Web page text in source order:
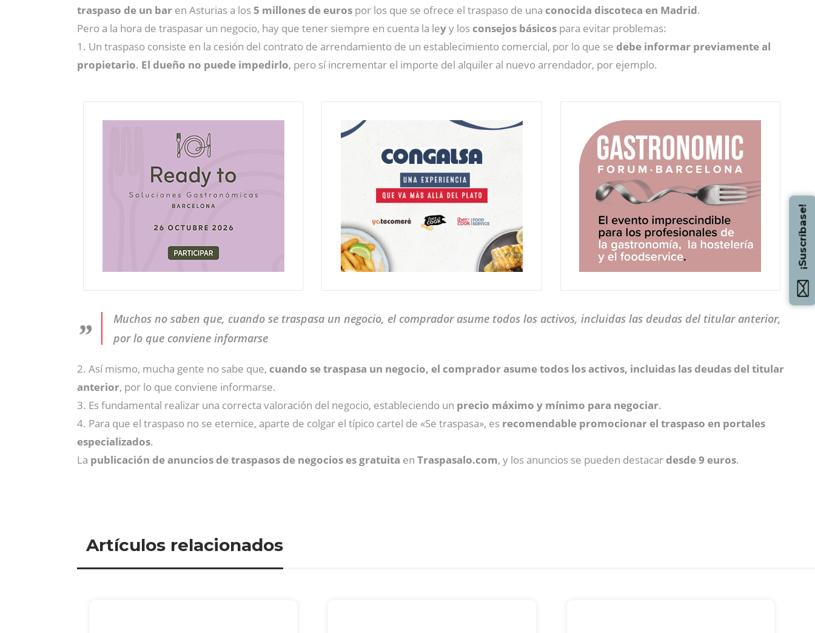
traspaso de un bar en Asturias a los 5 millones de euros por los que se ofrece el traspaso de una conocida discoteca en Madrid.
Pero a la hora de traspasar un negocio, hay que tener siempre en cuenta la leyy losconsejos básicos para evitar problemas:
1. Un traspaso consiste en la cesión del contrato de arrendamiento de un establecimiento comercial, por lo que se debe informar previamente al
propietario. El dueño no puede impedirlo, pero sí incrementar el importe del alquiler al nuevo arrendador, por ejemplo.
Muchos no saben que, cuando se traspasa un negocio, el comprador asume todos los activos, incluidas las deudas del titular anterior,
por lo que conviene informarse
2. Así mismo, mucha gente no sabe que, cuando se traspasa un negocio, el comprador asume todos los activos, incluidas las deudas del titular
anterior, por lo que conviene informarse.
3. Es fundamental realizar una correcta valoración del negocio, estableciendo un precio máximo y mínimo para negociar.
4. Para que el traspaso no se eternice, aparte de colgar el típico cartel de «Se traspasa», es recomendable promocionar el traspaso en portales
especializados.
La publicación de anuncios de traspasos de negocios es gratuita en Traspasalo.com, y los anuncios se pueden destacar desde 9 euros.
Artículos relacionados
¡Suscríbase!